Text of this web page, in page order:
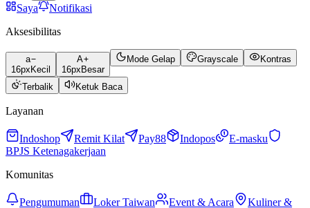
Saya
Notifikasi
Aksesibilitas
a
16px Kecil
A
16px Besar
Mode Gelap Grayscale Kontras
Terbalik Ketuk Baca
Layanan
Indoshop Remit Kilat Pay88 Indopos
E-masku
BPJS Ketenagakerjaan
Komunitas
Pengumuman Loker Taiwan Event & Acara Kuliner &